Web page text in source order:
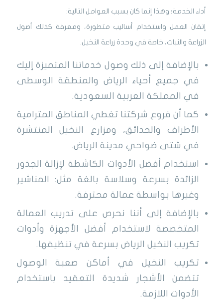
أداء الخدمة؛ وهذا إنما كان بسبب العوامل التالية:
إتقان العمل واستخدام أساليب متطورة، ومعرفة كذلك أصول
الزراعة والنبات، خاصة في وحدة زراعة النخيل.
بالإضافة إلى ذلك وصول خدماتنا المتميزة إليك
في جميع أحياء الرياض والمنطقة الوسطى
في المملكة العربية السعودية.
كما أن فروع شركتنا تغطي المناطق المترامية
الأطراف والحدائق، ومزارع النخيل المنتشرة
في شتى ضواحي مدينة الرياض.
استخدام أفضل الأدوات الكاشطة لإزالة الجذور
الزائدة بسرعة وسلاسة بالغة مثل: المناشير
وغيرها بواسطة عمالة محترفة.
بالإضافة إلى أننا نحرص على تدريب العمالة
المتخصصة لاستخدام أفضل الأجهزة وأدوات
تكريب النخيل الرياض بسرعة في تنظيفها.
تكريب النخيل في أماكن صعبة الوصول
تتضمن الأشجار شديدة التعقيد باستخدام
الأدوات اللازمة.